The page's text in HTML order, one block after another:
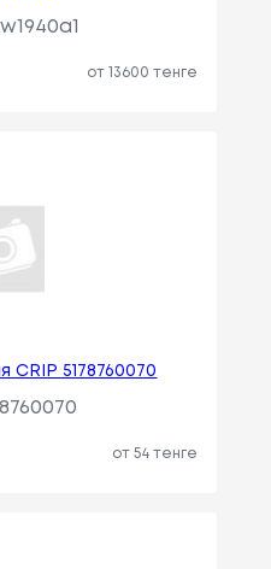
от 13600 тенге
CRIP 5178760070
от 54 тенге